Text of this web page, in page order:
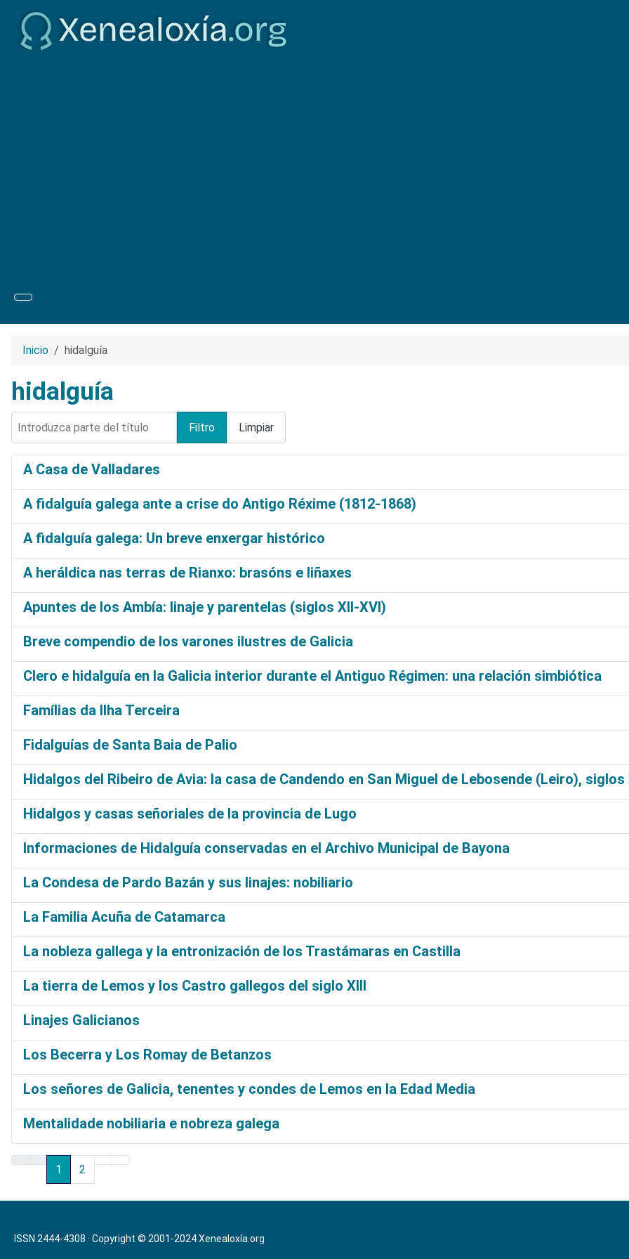
Inicio hidalguía
hidalguía
Introduzca parte del título
Filtro Limpiar
A Casa de Valladares
A fidalguía galega ante a crise do Antigo Réxime (1812-1868)
A fidalguía galega: Un breve enxergar histórico
A heráldica nas terras de Rianxo: brasóns e liñaxes
Apuntes de los Ambía: linaje y parentelas (siglos XII-XVI)
Breve compendio de los varones ilustres de Galicia
Clero e hidalguía en la Galicia interior durante el Antiguo Régimen: una relación simbiótica
Famílias da Ilha Terceira
Fidalguías de Santa Baia de Palio
Hidalgos del Ribeiro de Avia: la casa de Candendo en San Miguel de Lebosende (Leiro), siglos
Hidalgos y casas señoriales de la provincia de Lugo
Informaciones de Hidalguía conservadas en el Archivo Municipal de Bayona
La Condesa de Pardo Bazán y sus linajes: nobiliario
La Familia Acuña de Catamarca
La nobleza gallega y la entronización de los Trastámaras en Castilla
La tierra de Lemos y los Castro gallegos del siglo XIII
Linajes Galicianos
Los Becerra y Los Romay de Betanzos
Los señores de Galicia, tenentes y condes de Lemos en la Edad Media
Mentalidade nobiliaria e nobreza galega
1 2
ISSN 2444-4308 · Copyright © 2001-2024Xenealoxía.org